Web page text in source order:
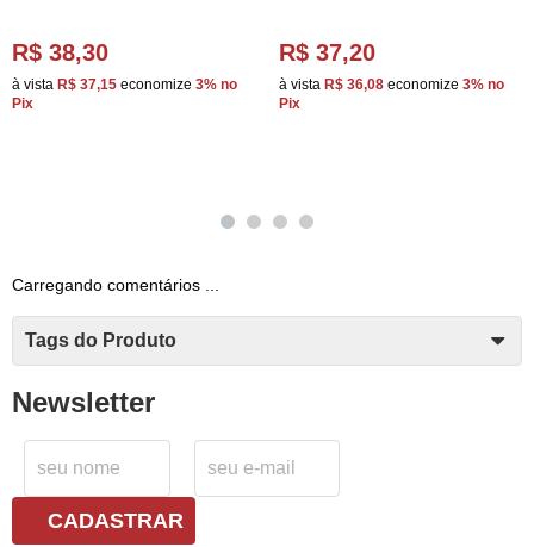
R$ 38,30
à vista R$ 37,15 economize 3% no
Pix
R$ 37,20
à vista R$ 36,08 economize 3% no
Pix
Carregando comentários ...
Tags do Produto
Newsletter
CADASTRAR